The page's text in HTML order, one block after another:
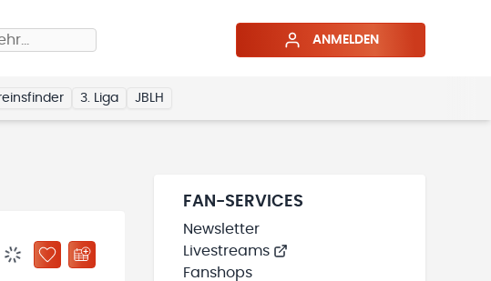
ANMELDEN
3. Liga JBLH
BENACHRICHTIGUNGSSTATUS WIRD GELADEN
ZU „MEINE TEAMS“ HINZUFÜGEN
FAN-SERVICES
Newsletter
Livestreams
Fanshops